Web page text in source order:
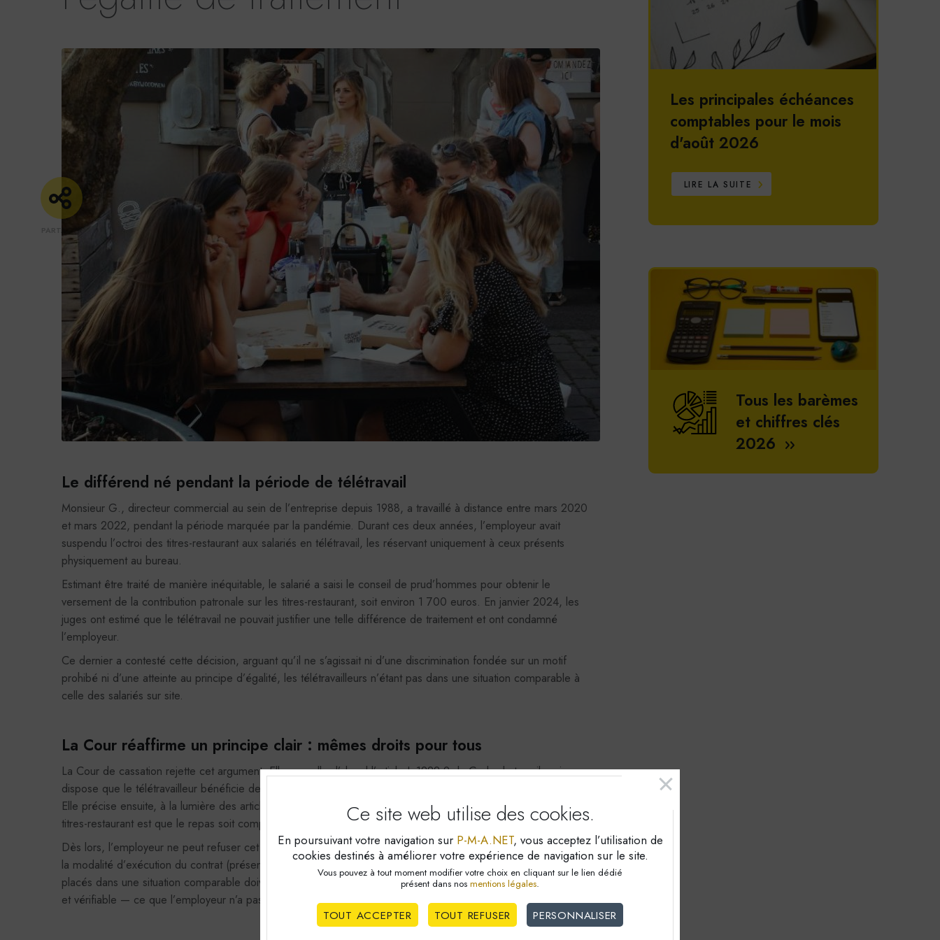
Le différend né pendant la période de télétravail
Monsieur G., directeur commercial au sein de l’entreprise depuis 1988, a travaillé à distance entre mars 2020
et mars 2022, pendant la période marquée par la pandémie. Durant ces deux années, l’employeur avait
suspendu l’octroi des titres-restaurant aux salariés en télétravail, les réservant uniquement à ceux présents
physiquement au bureau.
Estimant être traité de manière inéquitable, le salarié a saisi le conseil de prud’hommes pour obtenir le
versement de la contribution patronale sur les titres-restaurant, soit environ 1 700 euros. En janvier 2024, les
juges ont estimé que le télétravail ne pouvait justifier une telle différence de traitement et ont condamné
l’employeur.
Ce dernier a contesté cette décision, arguant qu’il ne s’agissait ni d’une discrimination fondée sur un motif
prohibé ni d’une atteinte au principe d’égalité, les télétravailleurs n’étant pas dans une situation comparable à
celle des salariés sur site.
La Cour réaffirme un principe clair : mêmes droits pour tous
La Cour de cassation rejette cet argument. Elle rappelle d’abord l’article L.1222-9 du Code du travail, qui
dispose que le télétravailleur bénéficie des mêmes droits que le salarié exerçant dans les locaux de l’entreprise.
Elle précise ensuite, à la lumière des articles L.3262-1 et R.3262-7, que la seule condition pour bénéficier de
titres-restaurant est que le repas soit compris dans la journée de travail.
Dès lors, l’employeur ne peut refuser cet avantage au seul motif que le salarié travaille à domicile. Pour la Cour,
la modalité d’exécution du contrat (présentiel ou télétravail) ne modifie en rien la nature du droit. Les salariés
placés dans une situation comparable doivent donc être traités de manière identique, sauf justification objective
et vérifiable — ce que l’employeur n’a pas démontré.
Les principales échéances
comptables pour le mois
d'août 2026
LIRE LA SUITE
Tous les barèmes
et chiffres clés
2026
Ce site web utilisedes cookies.
En poursuivant votre navigation sur P-M-A.NET, vous acceptez l’utilisation de
cookies destinés à améliorer votre expérience de navigation sur le site.
Vous pouvez à tout moment modifier votre choix en cliquant sur le lien dédié
présent dans nos mentions légales.
TOUT ACCEPTER TOUT REFUSER PERSONNALISER